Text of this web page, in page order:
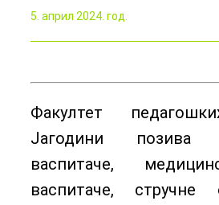
5. април 2024. год.
Факултет
Јагодини позива
васпитаче,
васпитаче, стручне